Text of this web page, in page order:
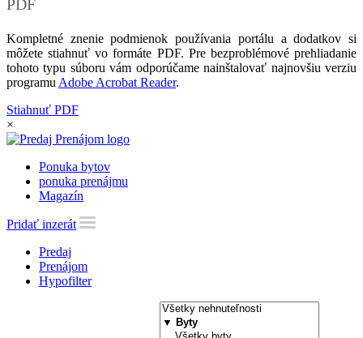
PDF
Kompletné znenie podmienok používania portálu a dodatkov si
môžete stiahnuť vo formáte PDF. Pre bezproblémové prehliadanie
tohoto typu súboru vám odporúčame nainštalovať najnovšiu verziu
programu Adobe Acrobat Reader.
Stiahnuť PDF
×
Ponuka bytov
ponuka prenájmu
Magazín
Pridať inzerát
Predaj
Prenájom
Hypofilter